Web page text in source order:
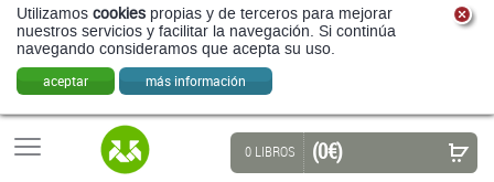
Utilizamos cookies propias y de terceros para mejorar
nuestros servicios y facilitar la navegación. Si continúa
navegando consideramos que acepta su uso.
aceptar más información
0 LIBROS (0 €)